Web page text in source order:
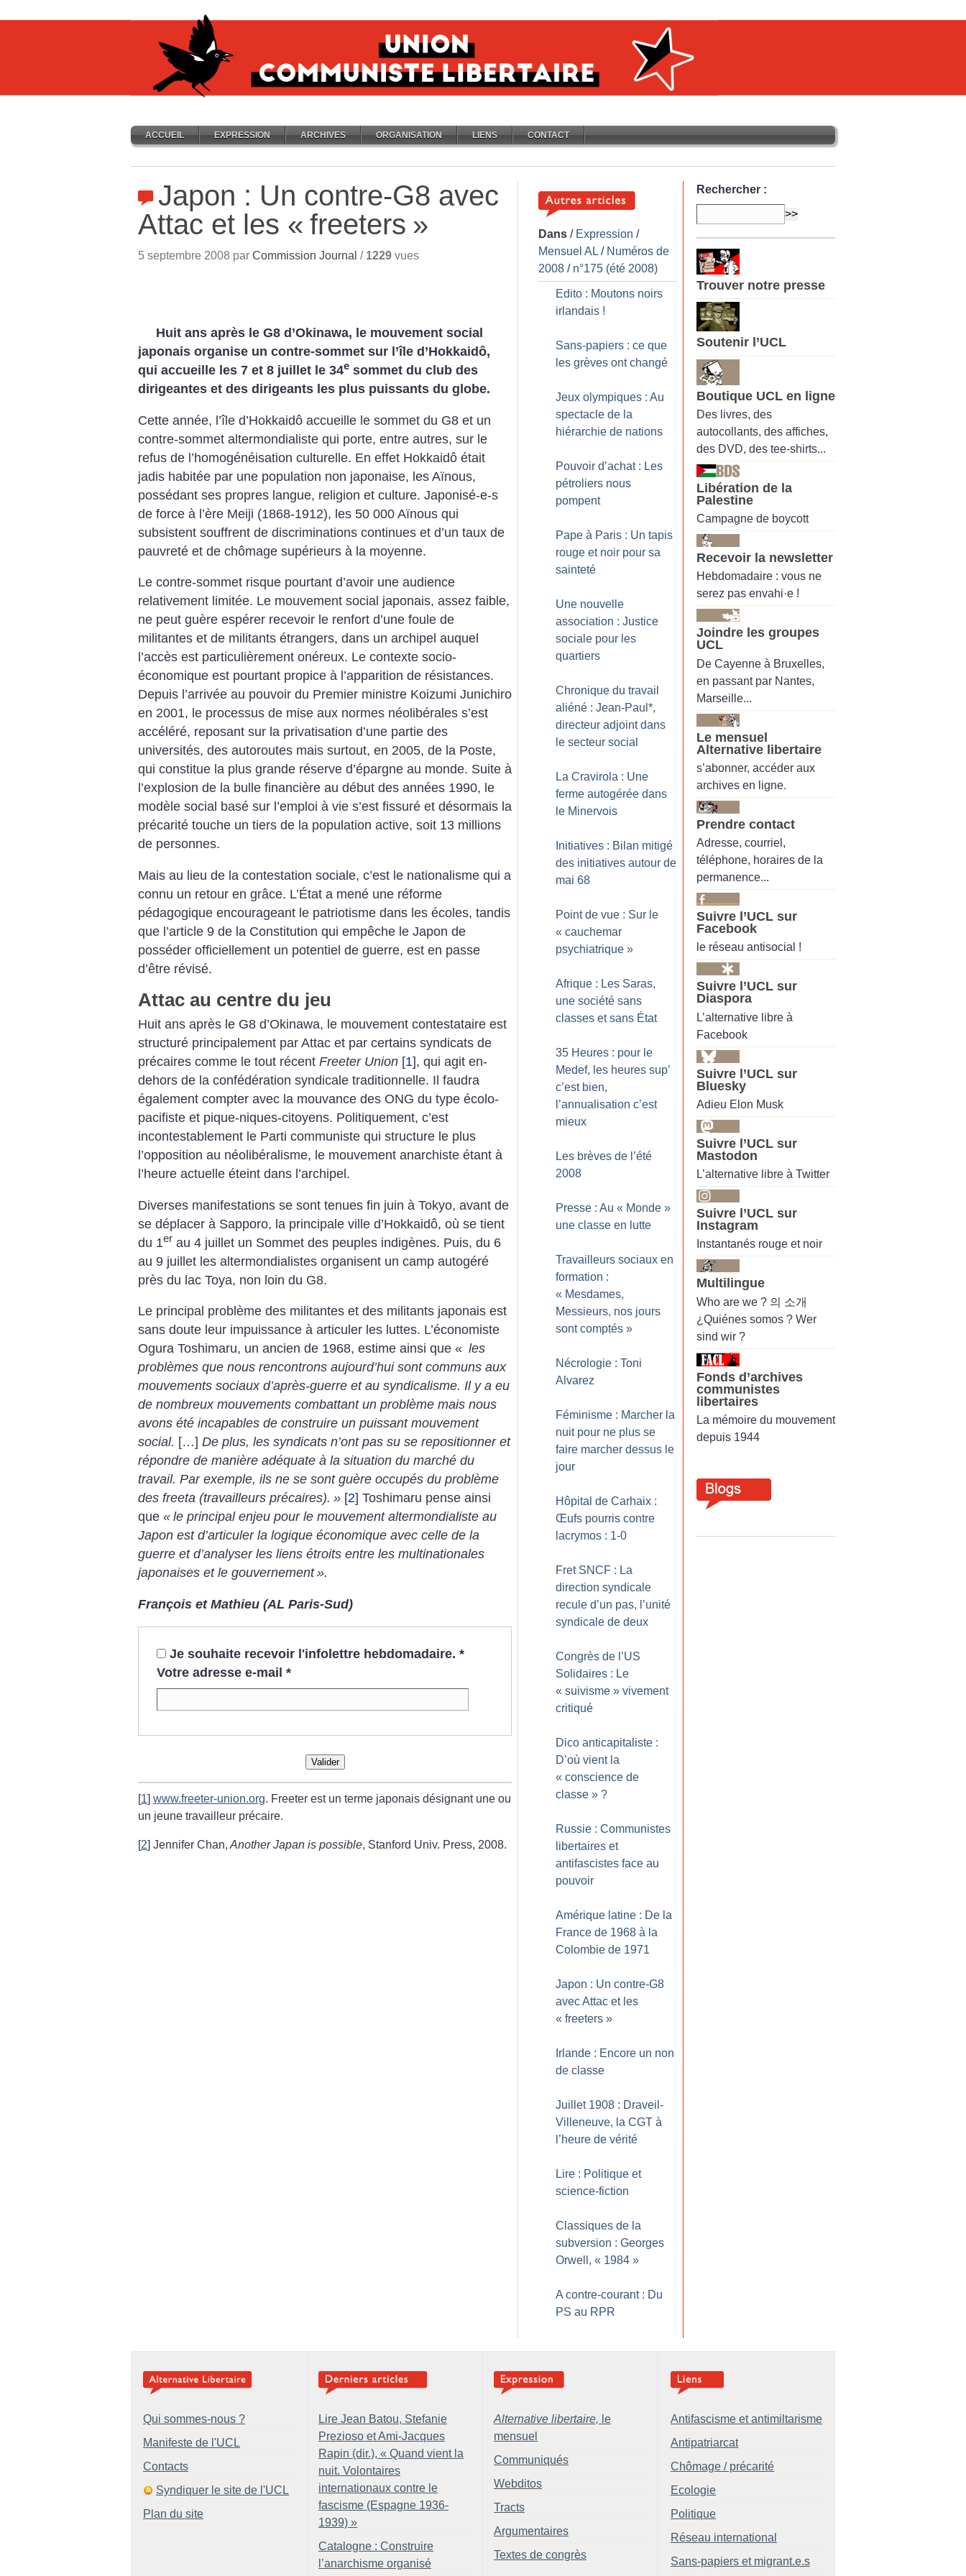
ACCUEIL EXPRESSION ARCHIVES ORGANISATION LIENS CONTACT
Japon : Un contre-G8 avec
Attac et les « freeters »
5 septembre 2008 par Commission Journal / 1229 vues
Huit ans après le G8 d’Okinawa, le mouvement social
japonais organise un contre-sommet sur l’île d’Hokkaidô,
qui accueille les 7 et 8 juillet le 34e sommet du club des
dirigeantes et des dirigeants les plus puissants du globe.
Cette année, l’île d’Hokkaidô accueille le sommet du G8 et un
contre-sommet altermondialiste qui porte, entre autres, sur le
refus de l’homogénéisation culturelle. En effet Hokkaidô était
jadis habitée par une population non japonaise, les Aïnous,
possédant ses propres langue, religion et culture. Japonisé-e-s
de force à l’ère Meiji (1868-1912), les 50 000 Aïnous qui
subsistent souffrent de discriminations continues et d’un taux de
pauvreté et de chômage supérieurs à la moyenne.
Le contre-sommet risque pourtant d’avoir une audience
relativement limitée. Le mouvement social japonais, assez faible,
ne peut guère espérer recevoir le renfort d’une foule de
militantes et de militants étrangers, dans un archipel auquel
l’accès est particulièrement onéreux. Le contexte socio-
économique est pourtant propice à l’apparition de résistances.
Depuis l’arrivée au pouvoir du Premier ministre Koizumi Junichiro
en 2001, le processus de mise aux normes néolibérales s’est
accéléré, reposant sur la privatisation d’une partie des
universités, des autoroutes mais surtout, en 2005, de la Poste,
qui constitue la plus grande réserve d’épargne au monde. Suite à
l’explosion de la bulle financière au début des années 1990, le
modèle social basé sur l’emploi à vie s’est fissuré et désormais la
précarité touche un tiers de la population active, soit 13 millions
de personnes.
Mais au lieu de la contestation sociale, c’est le nationalisme qui a
connu un retour en grâce. L’État a mené une réforme
pédagogique encourageant le patriotisme dans les écoles, tandis
que l’article 9 de la Constitution qui empêche le Japon de
posséder officiellement un potentiel de guerre, est en passe
d’être révisé.
Attac au centre du jeu
Huit ans après le G8 d’Okinawa, le mouvement contestataire est
structuré principalement par Attac et par certains syndicats de
précaires comme le tout récent Freeter Union [1], qui agit en-
dehors de la confédération syndicale traditionnelle. Il faudra
également compter avec la mouvance des ONG du type écolo-
pacifiste et pique-niques-citoyens. Politiquement, c’est
incontestablement le Parti communiste qui structure le plus
l’opposition au néolibéralisme, le mouvement anarchiste étant à
l’heure actuelle éteint dans l’archipel.
Diverses manifestations se sont tenues fin juin à Tokyo, avant de
se déplacer à Sapporo, la principale ville d’Hokkaidô, où se tient
du 1er au 4 juillet un Sommet des peuples indigènes. Puis, du 6
au 9 juillet les altermondialistes organisent un camp autogéré
près du lac Toya, non loin du G8.
Le principal problème des militantes et des militants japonais est
sans doute leur impuissance à articuler les luttes. L’économiste
Ogura Toshimaru, un ancien de 1968, estime ainsi que « les
problèmes que nous rencontrons aujourd’hui sont communs aux
mouvements sociaux d’après-guerre et au syndicalisme. Il y a eu
de nombreux mouvements combattant un problème mais nous
avons été incapables de construire un puissant mouvement
social. […] De plus, les syndicats n’ont pas su se repositionner et
répondre de manière adéquate à la situation du marché du
travail. Par exemple, ils ne se sont guère occupés du problème
des freeta (travailleurs précaires). » [2] Toshimaru pense ainsi
que « le principal enjeu pour le mouvement altermondialiste au
Japon est d’articuler la logique économique avec celle de la
guerre et d’analyser les liens étroits entre les multinationales
japonaises et le gouvernement ».
François et Mathieu (AL Paris-Sud)
Je souhaite recevoir l'infolettre hebdomadaire. *
Votre adresse e-mail *
Valider
1 www.freeter-union.org. Freeter est un terme japonais désignant une ou
un jeune travailleur précaire.
2 Jennifer Chan,Another Japan is possible, Stanford Univ. Press, 2008.
Dans / Expression /
Mensuel AL / Numéros de
2008 / n°175 (été 2008)
Edito : Moutons noirs
irlandais !
Sans-papiers : ce que
les grèves ont changé
Jeux olympiques : Au
spectacle de la
hiérarchie de nations
Pouvoir d’achat : Les
pétroliers nous
pompent
Pape à Paris : Un tapis
rouge et noir pour sa
sainteté
Une nouvelle
association : Justice
sociale pour les
quartiers
Chronique du travail
aliéné : Jean-Paul*,
directeur adjoint dans
le secteur social
La Cravirola : Une
ferme autogérée dans
le Minervois
Initiatives : Bilan mitigé
des initiatives autour de
mai 68
Point de vue : Sur le
« cauchemar
psychiatrique »
Afrique : Les Saras,
une société sans
classes et sans État
35 Heures : pour le
Medef, les heures sup’
c’est bien,
l’annualisation c’est
mieux
Les brèves de l’été
2008
Presse : Au « Monde »
une classe en lutte
Travailleurs sociaux en
formation :
« Mesdames,
Messieurs, nos jours
sont comptés »
Nécrologie : Toni
Alvarez
Féminisme : Marcher la
nuit pour ne plus se
faire marcher dessus le
jour
Hôpital de Carhaix :
Œufs pourris contre
lacrymos : 1-0
Fret SNCF : La
direction syndicale
recule d’un pas, l’unité
syndicale de deux
Congrès de l’US
Solidaires : Le
« suivisme » vivement
critiqué
Dico anticapitaliste :
D’où vient la
« conscience de
classe » ?
Russie : Communistes
libertaires et
antifascistes face au
pouvoir
Amérique latine : De la
France de 1968 à la
Colombie de 1971
Japon : Un contre-G8
avec Attac et les
« freeters »
Irlande : Encore un non
de classe
Juillet 1908 : Draveil-
Villeneuve, la CGT à
l’heure de vérité
Lire : Politique et
science-fiction
Classiques de la
subversion : Georges
Orwell, « 1984 »
A contre-courant : Du
PS au RPR
Rechercher :
Trouver notre presse
Soutenir l’UCL
Boutique UCL en ligne
Des livres, des
autocollants, des affiches,
des DVD, des tee-shirts...
Libération de la
Palestine
Campagne de boycott
Recevoir la newsletter
Hebdomadaire : vous ne
serez pas envahi·e !
Joindre les groupes
UCL
De Cayenne à Bruxelles,
en passant par Nantes,
Marseille...
Le mensuel
Alternative libertaire
s’abonner, accéder aux
archives en ligne.
Prendre contact
Adresse, courriel,
téléphone, horaires de la
permanence...
Suivre l’UCL sur
Facebook
le réseau antisocial !
Suivre l’UCL sur
Diaspora
L’alternative libre à
Facebook
Suivre l’UCL sur
Bluesky
Adieu Elon Musk
Suivre l’UCL sur
Mastodon
L’alternative libre à Twitter
Suivre l’UCL sur
Instagram
Instantanés rouge et noir
Multilingue
Who are we ? 의 소개
¿Quiénes somos ? Wer
sind wir ?
Fonds d’archives
communistes
libertaires
La mémoire du mouvement
depuis 1944
Qui sommes-nous ?
Manifeste de l'UCL
Contacts
Syndiquer le site de l'UCL
Plan du site
Lire Jean Batou, Stefanie
Prezioso et Ami-Jacques
Rapin (dir.), « Quand vient la
nuit. Volontaires
internationaux contre le
fascisme (Espagne 1936-
1939) »
Catalogne : Construire
l’anarchisme organisé
Alternative libertaire, le
mensuel
Communiqués
Webditos
Tracts
Argumentaires
Textes de congrès
Antifascisme et antimiltarisme
Antipatriarcat
Chômage / précarité
Ecologie
Politique
Réseau international
Sans-papiers et migrant.e.s